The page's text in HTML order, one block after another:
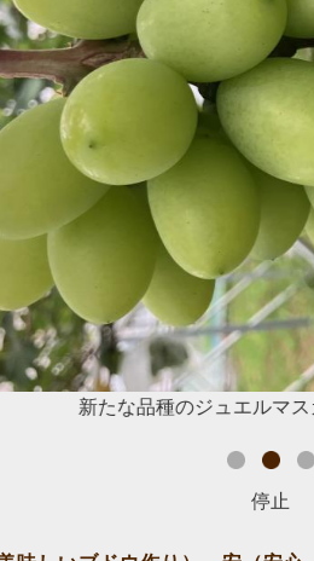
新たな品種のジュエルマ
停止